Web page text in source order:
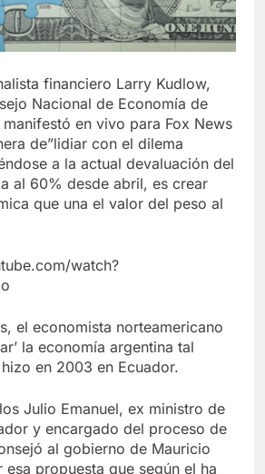
financiero Larry Kudlow,
Nacional de Economía de
en vivo para Fox News
de”lidiar con el dilema
a la actual devaluación del
al 60% desde abril, es crear
que una el valor del peso al
watch?
el economista norteamericano
la economía argentina tal
en 2003 en Ecuador.
Julio Emanuel, ex ministro de
y encargado del proceso de
al gobierno de Mauricio
esa propuesta que según el ha